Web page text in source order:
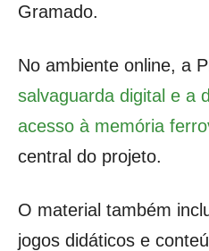
Gramado.
No ambiente online, a
salvaguarda digital e a
acesso à memória
central do projeto.
O material também
jogos didáticos e